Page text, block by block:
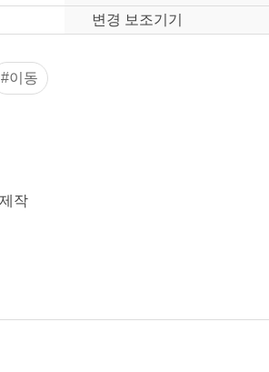
변경 보조기기
#이동
작